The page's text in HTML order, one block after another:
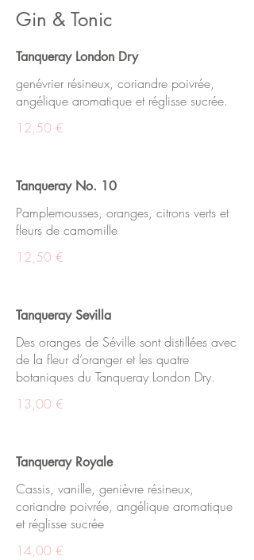
Gin & Tonic
Tanqueray London Dry
genévrier résineux, coriandre poivrée,
angélique aromatique et réglisse sucrée.
12,50 €
Tanqueray No. 10
Pamplemousses, oranges, citrons verts et
fleurs de camomille
12,50 €
Tanqueray Sevilla
Des oranges de Séville sont distillées avec
de la fleur d’oranger et les quatre
botaniques du Tanqueray London Dry.
13,00 €
Tanqueray Royale
Cassis, vanille, genièvre résineux,
coriandre poivrée, angélique aromatique
et réglisse sucrée
14,00 €